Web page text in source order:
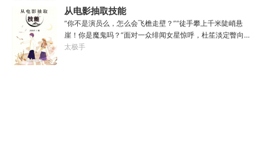
凡尘中打滚，蹉跎一生。好在临终之时终于觉醒异宝，能够
化真为假，将真实的人生转为黄粱一梦，重回刚穿越之时！
于是，李凡开始了他的漫漫长生路！第二世，李凡历时五十
载终权倾天下，但却遍寻世间而不见仙踪。只在人生的末尾
得见仙人痕迹。第三世，李凡殚精竭虑、百般谋划，却终抵
从电影抽取技能
“你不是演员么，怎么会飞檐走壁？”“徒手攀上千米陡峭悬
崖！你是魔鬼吗？”面对一众绯闻女星惊呼，杜笙淡定瞥向从
影片中获得的绝技：【龙象般若功（紫）：十龙十象之力，
太极手